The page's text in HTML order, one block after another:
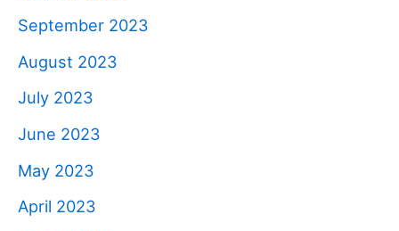
September 2023
August 2023
July 2023
June 2023
May 2023
April 2023